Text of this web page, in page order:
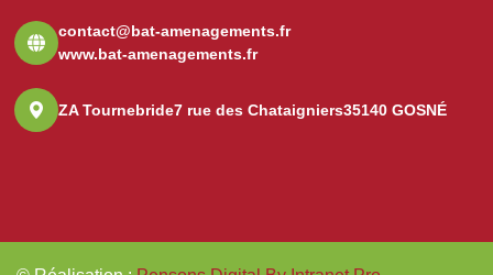
contact@bat-amenagements.fr
www.bat-amenagements.fr
ZA Tournebride7 rue des Chataigniers35140 GOSNÉ